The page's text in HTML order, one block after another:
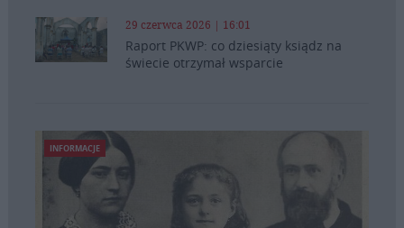
29 czerwca 2026 | 16:01
Raport PKWP: co dziesiąty ksiądz na
świecie otrzymał wsparcie
INFORMACJE